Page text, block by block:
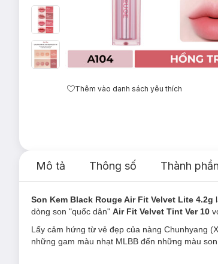
Thêm vào danh sách yêu thích
Mô tả Thông số Thành phần
Son Kem Black Rouge Air Fit Velvet Lite 4.2g
dòng son "quốc dân" Air Fit Velvet Tint Ver 10
Lấy cảm hứng từ vẻ đẹp của nàng Chunhyang
những gam màu nhạt MLBB đến những màu